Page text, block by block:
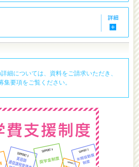
細については、資料をご請求いただき、
集要項をご覧ください。